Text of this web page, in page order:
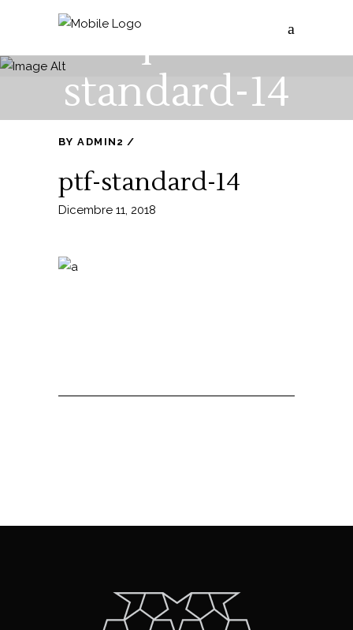
standard-14
BYADMIN2
ptf-standard-14
Dicembre 11, 2018